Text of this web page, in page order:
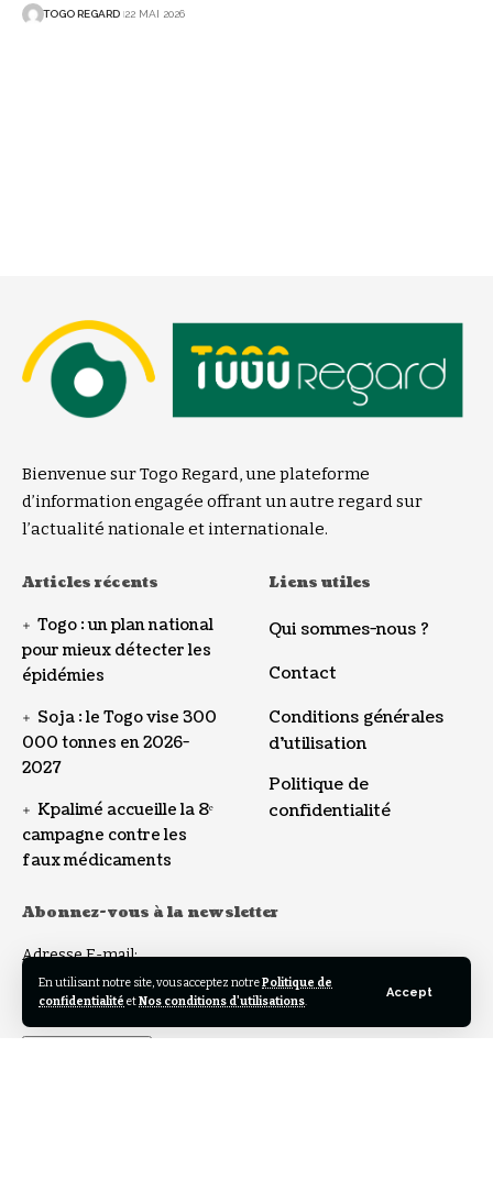
En utilisant notre site, vous acceptez notrePolitique de
confidentialité etNos conditions d'utilisations.
Accept
TOGO REGARD 22 MAI 2026
Bienvenue sur Togo Regard, une plateforme
d’information engagée offrant un autre regard sur
l’actualité nationale et internationale.
Articles récents
Togo : un plan national
pour mieux détecter les
épidémies
Soja : le Togo vise 300
000 tonnes en 2026-
2027
Kpalimé accueille la 8ᵉ
campagne contre les
faux médicaments
Liens utiles
Qui sommes-nous ?
Contact
Conditions générales
d’utilisation
Politique de
confidentialité
Abonnez-vous à la newsletter
Adresse E-mail: